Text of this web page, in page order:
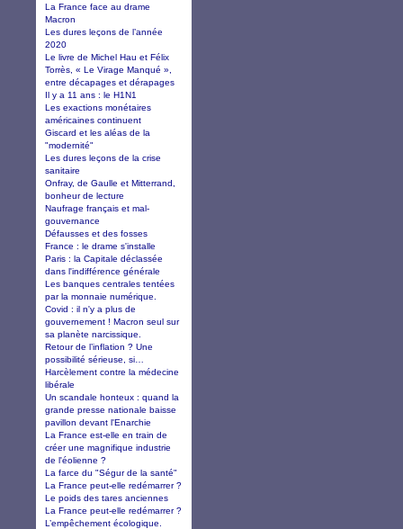
La France face au drame
Macron
Les dures leçons de l’année
2020
Le livre de Michel Hau et Félix
Torrès, « Le Virage Manqué »,
entre décapages et dérapages
Il y a 11 ans : le H1N1
Les exactions monétaires
américaines continuent
Giscard et les aléas de la
"modernité"
Les dures leçons de la crise
sanitaire
Onfray, de Gaulle et Mitterrand,
bonheur de lecture
Naufrage français et mal-
gouvernance
Défausses et des fosses
France : le drame s'installe
Paris : la Capitale déclassée
dans l'indifférence générale
Les banques centrales tentées
par la monnaie numérique.
Covid : il n'y a plus de
gouvernement ! Macron seul sur
sa planète narcissique.
Retour de l’inflation ? Une
possibilité sérieuse, si…
Harcèlement contre la médecine
libérale
Un scandale honteux : quand la
grande presse nationale baisse
pavillon devant l'Enarchie
La France est-elle en train de
créer une magnifique industrie
de l'éolienne ?
La farce du "Ségur de la santé"
La France peut-elle redémarrer ?
Le poids des tares anciennes
La France peut-elle redémarrer ?
L’empêchement écologique.